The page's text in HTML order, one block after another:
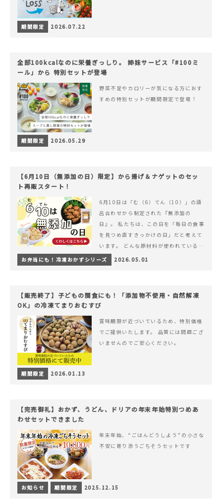
期間限定 2026.07.22
全部100kcalなのに栄養ぎっしり。 姉妹サービス「#100ミ
ール」から 特別セットが登場
野菜不足やカロリーが気になる方におす
すめの特別セットが期間限定で登場！
期間限定 2026.05.29
【6月10日（無添加の日）限定】から揚げ＆ナゲットのセッ
ト再販スタート！
6月10日は「む（6）てん（10）」の語
呂合わせから制定された『無添加の
日』。 私たちは、この日を「毎日の食事
を見つめ直すきっかけの日」だと考えて
います。 どんな原材料が使われているの
か。 どのようにつくられているのか。&
hellip; 続きを読む 【6月10日（無添加
お弁当にも！冷凍おかずシリーズ 2026.05.01
【販売終了】子どもの間食にも！「添加物不使用・自然解凍
OK」の冷凍てまりおむすび
賞味期限が近づいているため、特別価格
でご提供いたします。 品質には問題ござ
いませんのでご安心ください。
期間限定 2026.01.13
【完売御礼】おかず、うどん、ドリアの年末年始特別つめあ
わせセットできました
年末年始、“ごはんどうしよう”の小さな
不安に寄り添うごちそうセットです
お知らせ 期間限定 2025.12.15